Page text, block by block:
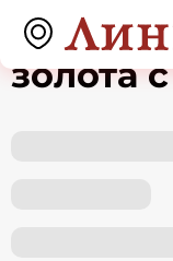
золота